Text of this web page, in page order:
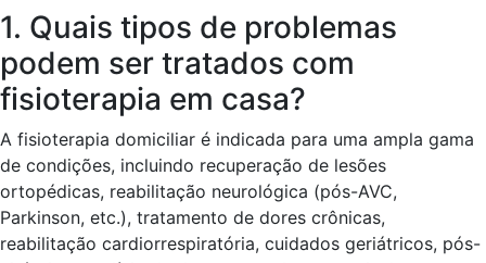
1. Quais tipos de problemas
podem ser tratados com
fisioterapia em casa?
A fisioterapia domiciliar é indicada para uma ampla gama
de condições, incluindo recuperação de lesões
ortopédicas, reabilitação neurológica (pós-AVC,
Parkinson, etc.), tratamento de dores crônicas,
reabilitação cardiorrespiratória, cuidados geriátricos, pós-